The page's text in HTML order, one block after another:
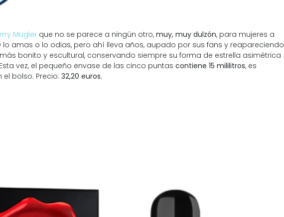
Mugler que no se parece a ningún otro, muy, muy dulzón, para mujeres a
lo amas o lo odias, pero ahí lleva años, aupado por sus fans y reapareciendo
bonito y escultural, conservando siempre su forma de estrella asimétrica
vez, el pequeño envase de las cinco puntas contiene 15 mililitros, es
el bolso. Precio: 32,20 euros.